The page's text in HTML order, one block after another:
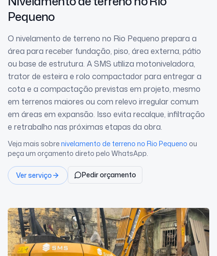
Pequeno
O nivelamento de terreno no Rio Pequeno prepara a
área para receber fundação, piso, área externa, pátio
ou base de estrutura. A SMS utiliza motoniveladora,
trator de esteira e rolo compactador para entregar a
cota e a compactação previstas em projeto, mesmo
em terrenos maiores ou com relevo irregular comum
em áreas em expansão. Isso evita recalque, infiltração
e retrabalho nas próximas etapas da obra.
Veja mais sobrenivelamento de terreno no Rio Pequeno ou
peça um orçamento direto pelo WhatsApp.
Ver serviço Pedir orçamento